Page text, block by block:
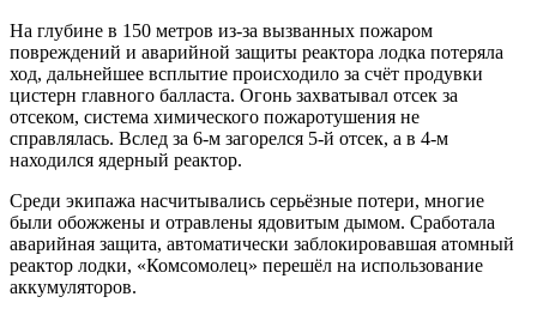
На глубине в 150 метров из-за вызванных пожаром
повреждений и аварийной защиты реактора лодка потеряла
ход, дальнейшее всплытие происходило за счёт продувки
цистерн главного балласта. Огонь захватывал отсек за
отсеком, система химического пожаротушения не
справлялась. Вслед за 6-м загорелся 5-й отсек, а в 4-м
находился ядерный реактор.
Среди экипажа насчитывались серьёзные потери, многие
были обожжены и отравлены ядовитым дымом. Сработала
аварийная защита, автоматически заблокировавшая атомный
реактор лодки, «Комсомолец» перешёл на использование
аккумуляторов.